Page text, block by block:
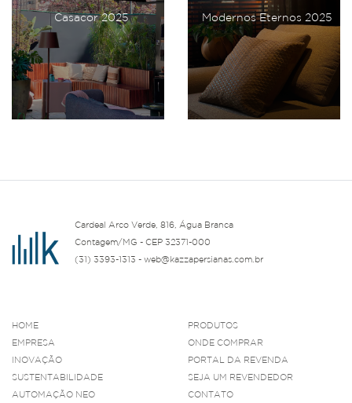
Casacor 2025 Modernos Eternos 2025
Cardeal Arco Verde, 816, Água Branca
Contagem/MG - CEP 32371-000
(31) 3393-1313 - web@kazzapersianas.com.br
HOME
EMPRESA
INOVAÇÃO
SUSTENTABILIDADE
AUTOMAÇÃO NEO
PRODUTOS
ONDE COMPRAR
PORTAL DA REVENDA
SEJA UM REVENDEDOR
CONTATO